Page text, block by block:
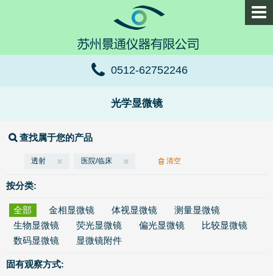
0512-62752246
光学显微镜
查找属于您的产品
透射 医院/临床 清空
按分类:
全部 金相显微镜 体视显微镜
测量显微镜
生物显微镜
荧光显微镜 偏光显微镜
比较显微镜
数码显微镜
显微镜附件
固有观察方式: